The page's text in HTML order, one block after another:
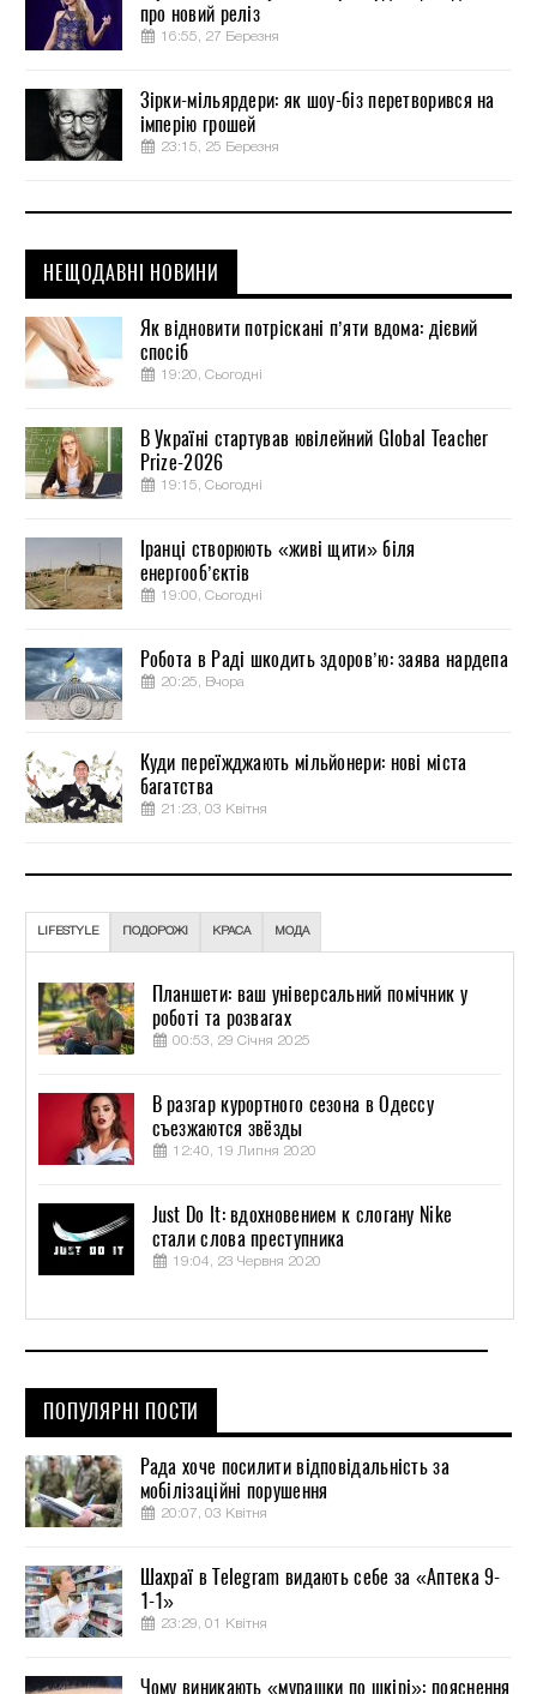
про новий реліз
16:55, 27 Березня
Зірки-мільярдери: як шоу-біз перетворився на
імперію грошей
23:15, 25 Березня
НЕЩОДАВНІ НОВИНИ
Як відновити потріскані п’яти вдома: дієвий
спосіб
19:20, Сьогодні
В Україні стартував ювілейний Global Teacher
Prize-2026
19:15, Сьогодні
Іранці створюють «живі щити» біля
енергооб’єктів
19:00, Сьогодні
Робота в Раді шкодить здоров’ю: заява нардепа
20:25, Вчора
Куди переїжджають мільйонери: нові міста
багатства
21:23, 03 Квітня
LIFESTYLE ПОДОРОЖІ КРАСА МОДА
Планшети: ваш універсальний помічник у
роботі та розвагах
00:53, 29 Січня 2025
В разгар курортного сезона в Одессу
съезжаются звёзды
12:40, 19 Липня 2020
Just Do It: вдохновением к слогану Nike
стали слова преступника
19:04, 23 Червня 2020
ПОПУЛЯРНІ ПОСТИ
Рада хоче посилити відповідальність за
мобілізаційні порушення
20:07, 03 Квітня
Шахраї в Telegram видають себе за «Аптека 9-
1-1»
23:29, 01 Квітня
Чому виникають «мурашки по шкірі»: пояснення